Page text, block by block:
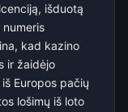
išduotą
kad kazino
ir žaidėjo
Europos pačių
lošimų iš loto